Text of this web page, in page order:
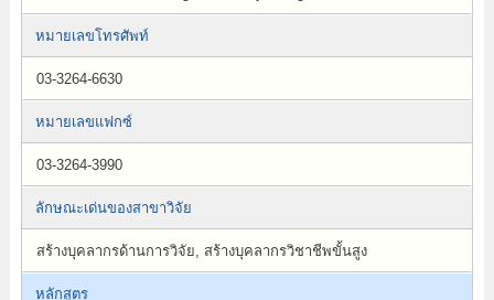
หมายเลขโทรศัพท์
03-3264-6630
หมายเลขแฟกซ์
03-3264-3990
ลักษณะเด่นของสาขาวิจัย
สร้างบุคลากรด้านการวิจัย, สร้างบุคลากรวิชาชีพขั้นสูง
หลักสูตร